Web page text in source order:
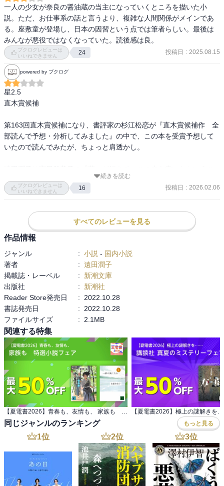
一人の少女が奈良の醤油蔵の当主になっていくところを描いた小
説。ただ、お仕事系の話と言うより、複雑な人間関係がメインであ
る。座敷童が登場し、日本の因習という点では筆者らしい。最後は
みんなが悪役ではなくなっていた。読後感は良。
ブクログレビューは
いいねできません
24 投稿日 : 2025.08.15
powered by ブクログ
星2.5
直木賞候補
第163回直木賞候補になり、書評家の杉江松恋が『直木賞候補作　全
部読んで予想・分析してみました』の中で、この本を受賞予想して
いたので読んでみたが、ちょっと肩透かし。
とだが、宮尾登美子の『蔵』の重厚感が見られない。
登場人物の描き方も極端で、薄っぺらい気がするし、エピソードも
でも、候補に上がったことや、書評家が推していることを見ると、
私に読む力がないということなのだろう。
読みやすい文章でサクサクと読むことはできた。
続きを読む
ブクログレビューは
いいねできません
16 投稿日 : 2026.02.06
すべてのレビューを見る
作品情報
ジャンル : 小説 - 国内小説
著者
: 遠田潤子
掲載誌・レーベル
:
新潮文庫
出版社
:
新潮社
Reader Store発売日
:
2022.10.28
書誌発売日
:
2022.10.28
ファイルサイズ
: 2.1MB
関連する特集
【夏電書2026】青春も、友情も、 家族も 特選小説フェア
同じジャンルのランキング もっと見る
1位 2位 3位